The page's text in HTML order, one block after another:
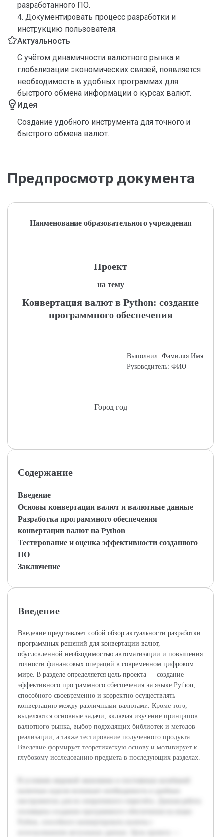
разработанного ПО.
4. Документировать процесс разработки и
инструкцию пользователя.
Актуальность
С учётом динамичности валютного рынка и
глобализации экономических связей, появляется
необходимость в удобных программах для
быстрого обмена информации о курсах валют.
Идея
Создание удобного инструмента для точного и
быстрого обмена валют.
Предпросмотр документа
Наименование образовательного учреждения
Проект
на тему
Конвертация валют в Python: создание
программного обеспечения
Выполнил: Фамилия Имя
Руководитель: ФИО
Город год
Содержание
Введение
Основы конвертации валют и валютные данные
Разработка программного обеспечения
конвертации валют на Python
Тестирование и оценка эффективности созданного
ПО
Заключение
Введение
Введение представляет собой обзор актуальности разработки
программных решений для конвертации валют,
обусловленной необходимостью автоматизации и повышения
точности финансовых операций в современном цифровом
мире. В разделе определяется цель проекта — создание
эффективного программного обеспечения на языке Python,
способного своевременно и корректно осуществлять
конвертацию между различными валютами. Кроме того,
выделяются основные задачи, включая изучение принципов
валютного рынка, выбор подходящих библиотек и методов
реализации, а также тестирование полученного продукта.
Введение формирует теоретическую основу и мотивирует к
глубокому исследованию предмета в последующих разделах.